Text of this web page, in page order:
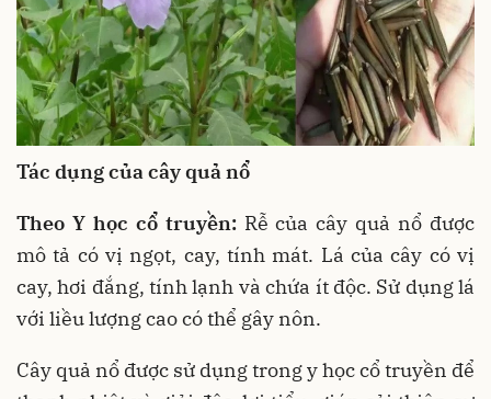
Tác dụng của cây quả nổ
Theo Y học cổ truyền:Rễ của cây quả nổ được
mô tả có vị ngọt, cay, tính mát. Lá của cây có vị
cay, hơi đắng, tính lạnh và chứa ít độc. Sử dụng lá
với liều lượng cao có thể gây nôn.
Cây quả nổ được sử dụng trong y học cổ truyền để